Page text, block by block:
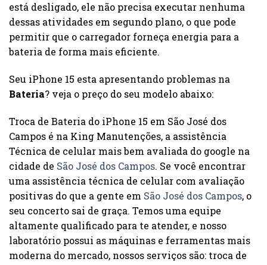
está desligado, ele não precisa executar nenhuma
dessas atividades em segundo plano, o que pode
permitir que o carregador forneça energia para a
bateria de forma mais eficiente.
Seu iPhone 15 esta apresentando problemas na
Bateria? veja o preço do seu modelo abaixo:
Troca de Bateria do iPhone 15 em São José dos
Campos é na King Manutenções, a assistência
Técnica de celular mais bem avaliada do google na
cidade de São José dos Campos. Se você encontrar
uma assistência técnica de celular com avaliação
positivas do que a gente em São José dos Campos, o
seu concerto sai de graça. Temos uma equipe
altamente qualificado para te atender, e nosso
laboratório possui as máquinas e ferramentas mais
moderna do mercado, nossos serviços são: troca de